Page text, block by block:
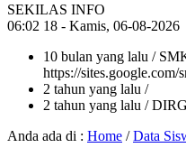
SEKILAS INFO
06:02 19 - Kamis, 06-08-2026
10 bulan yang lalu /
https://sites.google.com/
2 tahun yang lalu /
2 tahun yang lalu /
Anda ada di : Home /Data